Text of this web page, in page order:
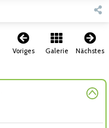
Voriges Galerie Nächstes